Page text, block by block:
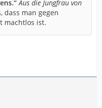
Aus die Jungfrau von
dass man gegen
machtlos ist.